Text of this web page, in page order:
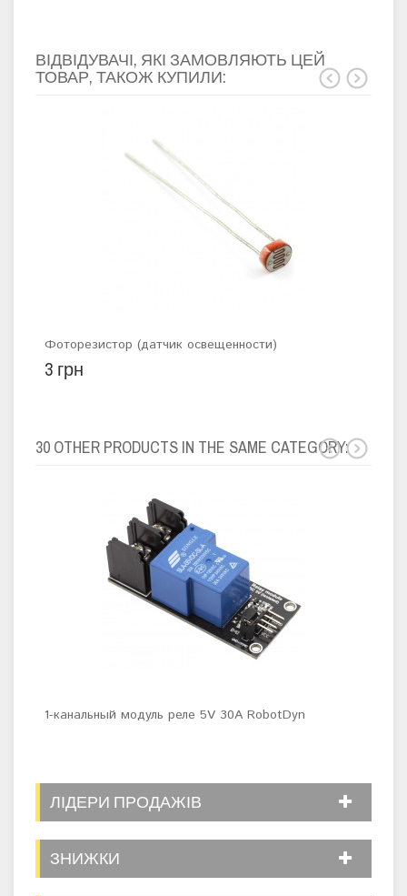
ВІДВІДУВАЧІ, ЯКІ ЗАМОВЛЯЮТЬ ЦЕЙ
ТОВАР, ТАКОЖ КУПИЛИ:
Фоторезистор (датчик освещенности)
3 грн
30 OTHER PRODUCTS IN THE SAME CATEGORY:
1-канальный модуль реле 5V 30A RobotDyn
ЛІДЕРИ ПРОДАЖІВ
ЗНИЖКИ